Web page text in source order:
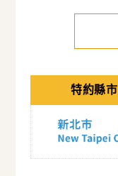
特約縣市